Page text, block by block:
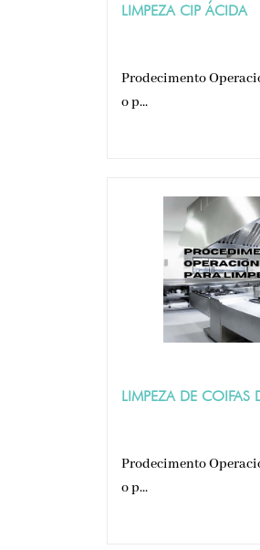
LIMPEZA CIP ÁCIDA
Prodecimento
o p...
LIMPEZA DE COIFAS
Prodecimento
o p...